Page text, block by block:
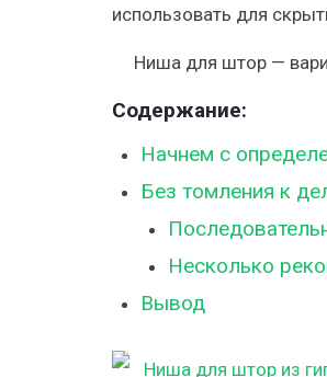
использовать для
Ниша для штор —
Содержание:
Начнем с
Без томления к
Несколько
Вывод